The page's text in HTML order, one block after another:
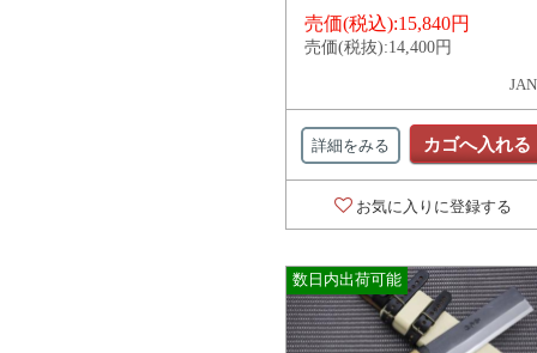
売価(税込):15,840円
売価(税抜):14,400円
詳細をみる カゴへ入れる
お気に入りに登録する
数日内出荷可能